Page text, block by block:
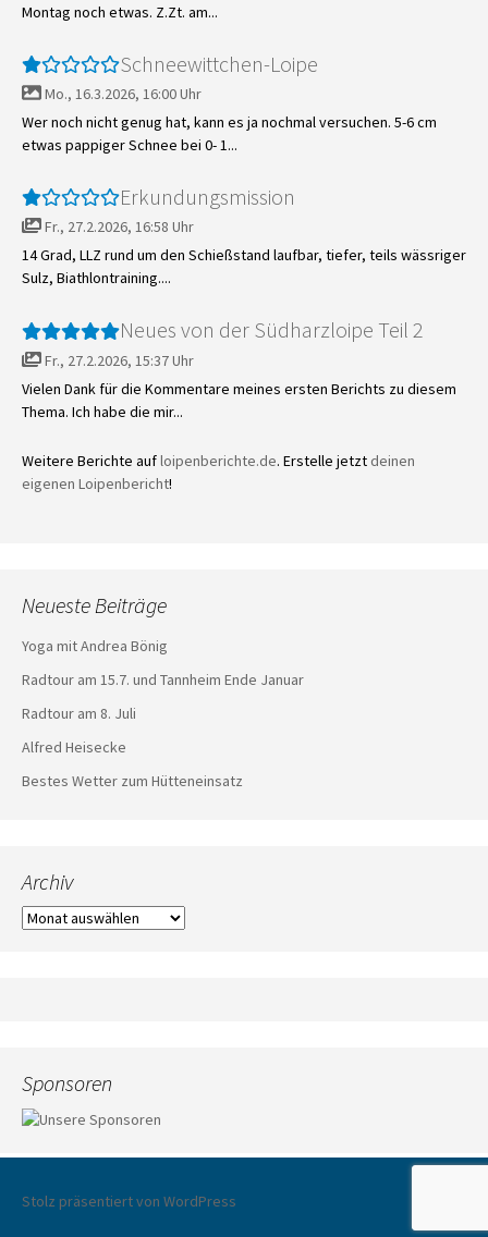
Montag noch etwas. Z.Zt. am...
Schneewittchen-Loipe
Mo., 16.3.2026, 16:00 Uhr
Wer noch nicht genug hat, kann es ja nochmal versuchen. 5-6 cm
etwas pappiger Schnee bei 0- 1...
Erkundungsmission
Fr., 27.2.2026, 16:58 Uhr
14 Grad, LLZ rund um den Schießstand laufbar, tiefer, teils wässriger
Sulz, Biathlontraining....
Neues von der Südharzloipe Teil 2
Fr., 27.2.2026, 15:37 Uhr
Vielen Dank für die Kommentare meines ersten Berichts zu diesem
Thema. Ich habe die mir...
Weitere Berichte aufloipenberichte.de. Erstelle jetzt deinen
eigenen Loipenbericht!
Neueste Beiträge
Yoga mit Andrea Bönig
Radtour am 15.7. und Tannheim Ende Januar
Radtour am 8. Juli
Alfred Heisecke
Bestes Wetter zum Hütteneinsatz
Archiv
Archiv
Sponsoren
Stolz präsentiert von WordPress